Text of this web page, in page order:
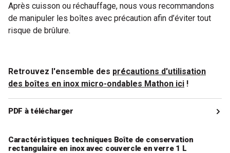
Après cuisson ou réchauffage, nous vous recommandons
de manipuler les boîtes avec précaution afin d’éviter tout
risque de brûlure.
Retrouvez l'ensemble des précautions d'utilisation
des boîtes en inox micro-ondables Mathon ici !
PDF à télécharger
couvercles en verre 1 L et 1,65 L compatibles micro-ondes Mathon
Caractéristiques techniques Boîte de conservation
rectangulaire en inox avec couvercle en verre 1 L